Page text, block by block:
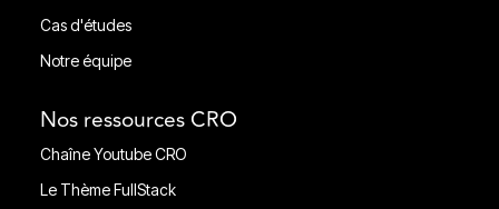
Développement Shopify
Cas d'études
Cas d'études
Notre équipe
Nos ressources CRO
Chaîne Youtube CRO
Chaîne Youtube CRO
Le Thème FullStack